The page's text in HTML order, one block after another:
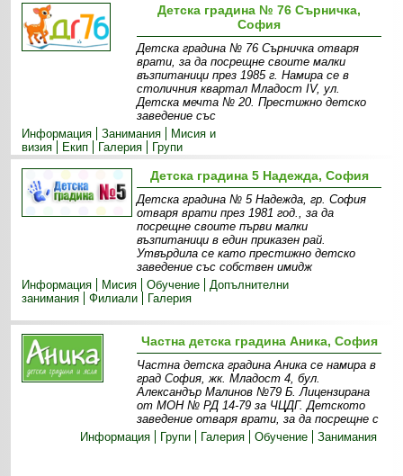
Детска градина № 76 Сърничка,
София
Детска градина № 76 Сърничка отваря
врати, за да посрещне своите малки
възпитаници през 1985 г. Намира се в
столичния квартал Младост IV, ул.
Детска мечта № 20. Престижно детско
заведение със
Информация
Занимания
Мисия и
визия
Екип Галерия Групи
Детска градина 5 Надежда, София
Детска градина № 5 Надежда, гр. София
отваря врати през 1981 год., за да
посрещне своите първи малки
възпитаници в един приказен рай.
Утвърдила се като престижно детско
заведение със собствен имидж
Информация
Мисия Обучение
Допълнителни
занимания
Филиали Галерия
Частна детска градина Аника, София
Частна детска градина Аника се намира в
град София, жк. Младост 4, бул.
Александър Малинов №79 Б. Лицензирана
от МОН № РД 14-79 за ЧЦДГ. Детското
заведение отваря врати, за да посрещне с
Информация
Групи Галерия Обучение Занимания